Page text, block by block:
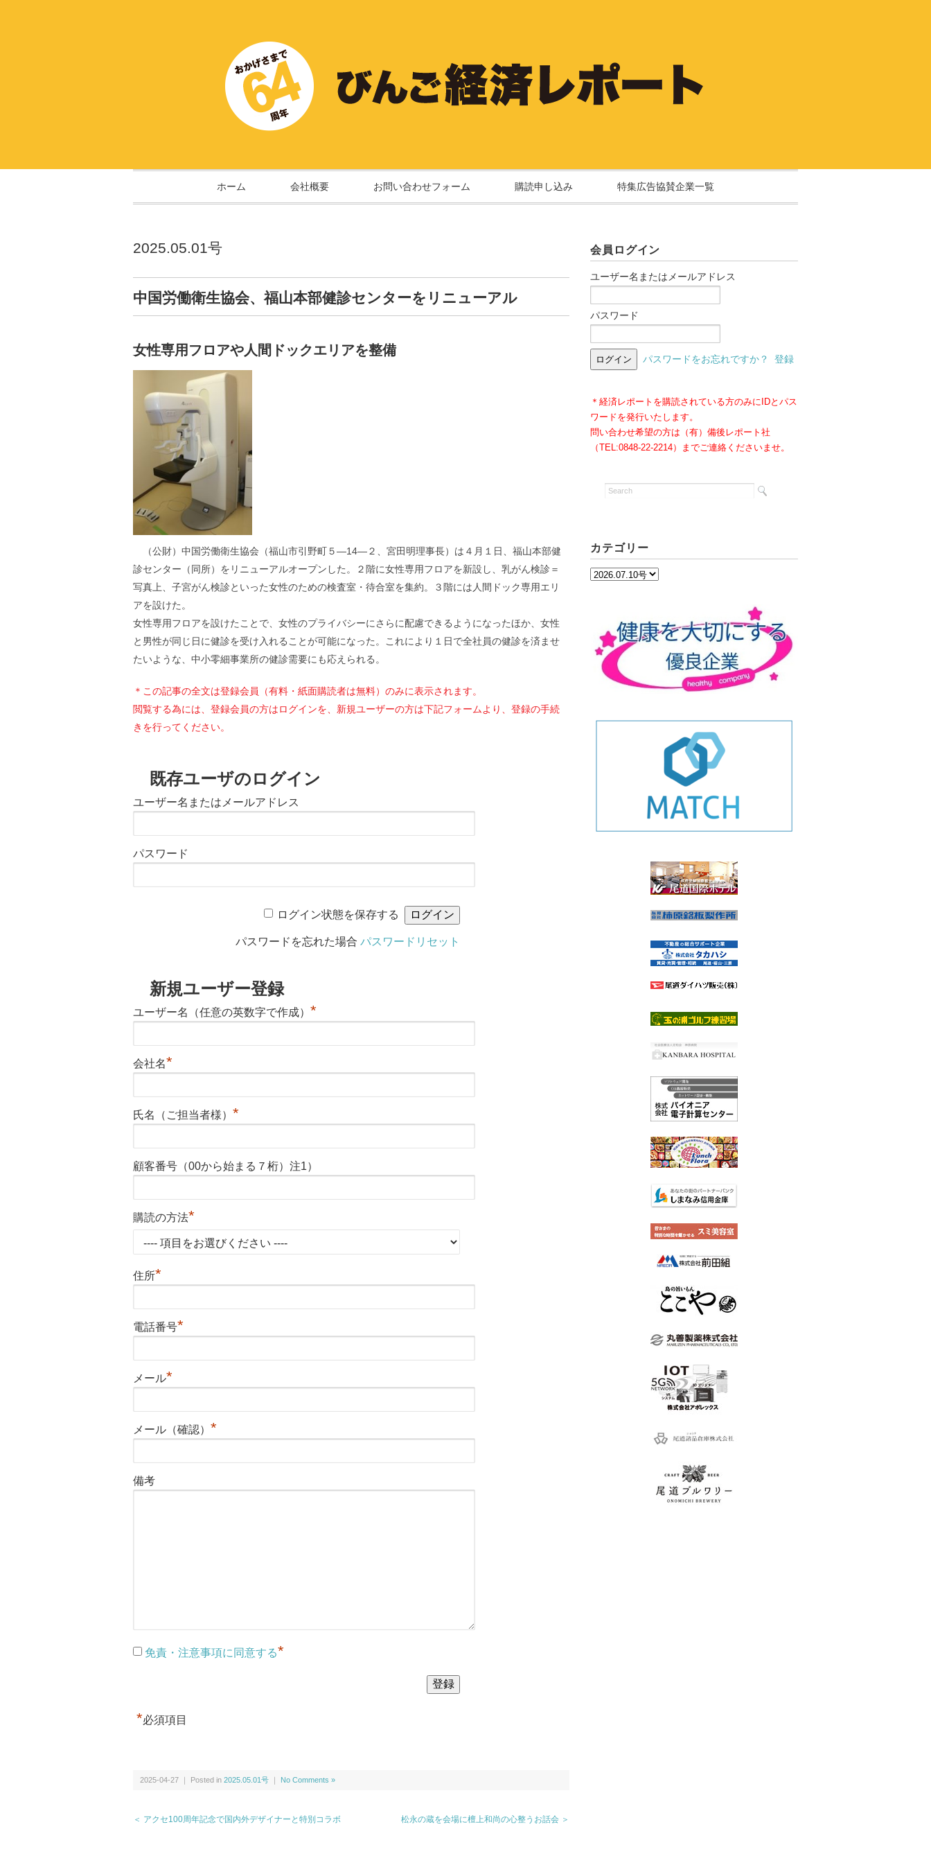
ホーム 会社概要 お問い合わせフォーム 購読申し込み 特集広告協賛企業一覧
2025.05.01号
中国労働衛生協会、福山本部健診センターをリニューアル
女性専用フロアや人間ドックエリアを整備
（公財）中国労働衛生協会（福山市引野町５―14―２、宮田明理事長）は４月１日、福山本部健
診センター（同所）をリニューアルオープンした。２階に女性専用フロアを新設し、乳がん検診＝
写真上、子宮がん検診といった女性のための検査室・待合室を集約。３階には人間ドック専用エリ
アを設けた。
女性専用フロアを設けたことで、女性のプライバシーにさらに配慮できるようになったほか、女性
と男性が同じ日に健診を受け入れることが可能になった。これにより１日で全社員の健診を済ませ
たいような、中小零細事業所の健診需要にも応えられる。
＊この記事の全文は登録会員（有料・紙面購読者は無料）のみに表示されます。
閲覧する為には、登録会員の方はログインを、新規ユーザーの方は下記フォームより、登録の手続
きを行ってください。
既存ユーザのログイン
ユーザー名またはメールアドレス
パスワード
ログイン状態を保存する
パスワードを忘れた場合パスワードリセット
新規ユーザー登録
ユーザー名（任意の英数字で作成） *
会社名*
氏名（ご担当者様） *
顧客番号（00から始まる７桁）注1）
購読の方法*
住所*
電話番号*
メール*
メール（確認） *
備考
免責・注意事項に同意する*
*必須項目
2025-04-27 ｜ Posted in 2025.05.01号 ｜ No Comments »
＜ アクセ100周年記念で国内外デザイナーと特別コラボ 松永の蔵を会場に檀上和尚の心整うお話会 ＞
会員ログイン
ユーザー名またはメールアドレス
パスワード
パスワードをお忘れですか？ 登録
＊経済レポートを購読されている方のみにIDとパス
ワードを発行いたします。
問い合わせ希望の方は（有）備後レポート社
（TEL:0848-22-2214）までご連絡くださいませ。
カテゴリー
カ